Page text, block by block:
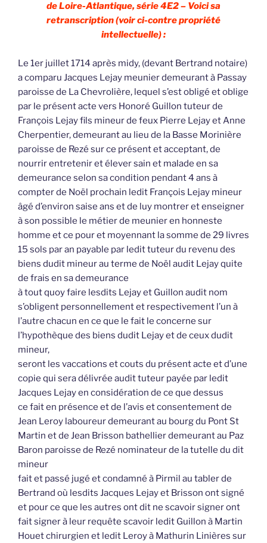
de Loire-Atlantique, série 4E2 – Voici sa
retranscription (voir ci-contre propriété
intellectuelle) :
Le 1er juillet 1714 après midy, (devant Bertrand notaire)
a comparu Jacques Lejay meunier demeurant à Passay
paroisse de La Chevrolière, lequel s’est obligé et oblige
par le présent acte vers Honoré Guillon tuteur de
François Lejay fils mineur de feux Pierre Lejay et Anne
Cherpentier, demeurant au lieu de la Basse Morinière
paroisse de Rezé sur ce présent et acceptant, de
nourrir entretenir et élever sain et malade en sa
demeurance selon sa condition pendant 4 ans à
compter de Noël prochain ledit François Lejay mineur
âgé d’environ saise ans et de luy montrer et enseigner
à son possible le métier de meunier en honneste
homme et ce pour et moyennant la somme de 29 livres
15 sols par an payable par ledit tuteur du revenu des
biens dudit mineur au terme de Noël audit Lejay quite
de frais en sa demeurance
à tout quoy faire lesdits Lejay et Guillon audit nom
s’obligent personnellement et respectivement l’un à
l’autre chacun en ce que le fait le concerne sur
l’hypothèque des biens dudit Lejay et de ceux dudit
mineur,
seront les vaccations et couts du présent acte et d’une
copie qui sera délivrée audit tuteur payée par ledit
Jacques Lejay en considération de ce que dessus
ce fait en présence et de l’avis et consentement de
Jean Leroy laboureur demeurant au bourg du Pont St
Martin et de Jean Brisson bathellier demeurant au Paz
Baron paroisse de Rezé nominateur de la tutelle du dit
mineur
fait et passé jugé et condamné à Pirmil au tabler de
Bertrand où lesdits Jacques Lejay et Brisson ont signé
et pour ce que les autres ont dit ne scavoir signer ont
fait signer à leur requête scavoir ledit Guillon à Martin
Houet chirurgien et ledit Leroy à Mathurin Linières sur